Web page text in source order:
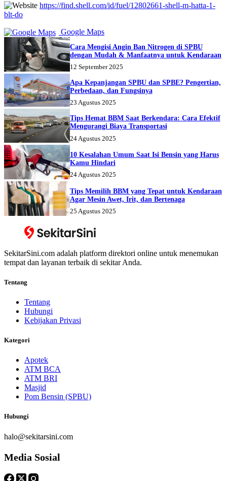
https://find.shell.com/id/fuel/12802661-shell-m-hatta-1-
blt-do
Google Maps
Cara Mengisi Angin Ban Nitrogen di SPBU
dengan Mudah & Manfaatnya untuk Kendaraan
12 September 2025
Apa Kepanjangan SPBU dan SPBE? Pengertian,
Perbedaan, dan Fungsinya
23 Agustus 2025
Tips Hemat BBM Saat Berkendara: Cara Efektif
Mengurangi Biaya Transportasi
24 Agustus 2025
10 Kesalahan Umum Saat Isi Bensin yang Harus
Kamu Hindari
24 Agustus 2025
Tips Memilih BBM yang Tepat untuk Kendaraan
Agar Mesin Awet, Irit, dan Bertenaga
25 Agustus 2025
SekitarSini.com adalah platform direktori online untuk menemukan
tempat dan layanan terbaik di sekitar Anda.
Tentang
Tentang
Hubungi
Kebijakan Privasi
Kategori
Apotek
ATM BCA
ATM BRI
Masjid
Pom Bensin (SPBU)
Hubungi
halo@sekitarsini.com
Media Sosial